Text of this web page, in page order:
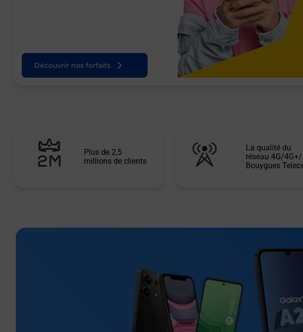
Découvrir nos forfaits
Plus de 2,5
millions de clients
La qualité du
réseau 4G/4G+/
Bouygues